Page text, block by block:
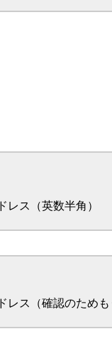
レス（英数半角）
レス（確認のため